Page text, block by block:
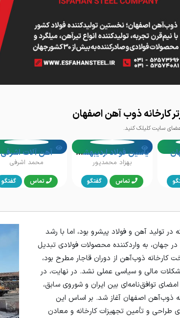
کارخانه ذوب آهن اصفهان
سایت کلیلک کنید.
یاسین فولاد اردیبهشت(وب آهن)
بهزاد محمدپور
تماس گفتگو
آهن آلات اشرفی
محمد اشرفی
تماس گفتگو
در تولید آهن و فولاد پیشرو بود، اما با رشد
جهان، به واردکننده محصولات فولادی تبدیل
کارخانه ذوب‌آهن از دوران قاجار مطرح بود،
مالی و سیاسی عملی نشد. در نهایت، در
۱۳۴۴ با امضای توافق‌نامه‌ای بین ایران و شوروی سابق،
ذوب‌آهن اصفهان آغاز شد. بر اساس این
طراحی و تأمین تجهیزات کارخانه و معادن